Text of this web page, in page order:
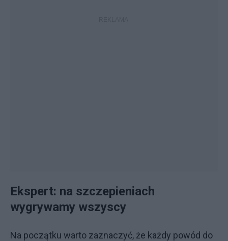
Ekspert: na szczepieniach
wygrywamy wszyscy
Na początku warto zaznaczyć, że każdy powód do